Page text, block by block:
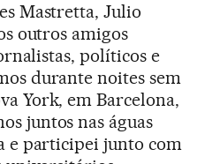
Mastretta, Julio
outros amigos
políticos e
durante noites sem
York, em Barcelona,
juntos nas águas
e participei junto com